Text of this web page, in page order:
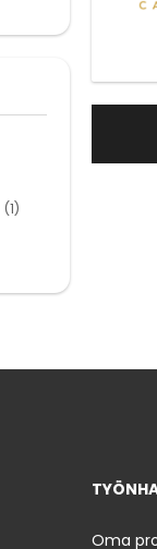
(1)
Oma